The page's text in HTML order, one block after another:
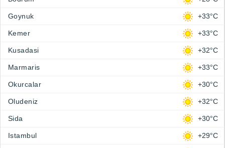
Goynuk +33°C
Kemer +33°C
Kusadasi +32°C
Marmaris +33°C
Okurcalar +30°C
Oludeniz +32°C
Sida +30°C
Istambul +29°C